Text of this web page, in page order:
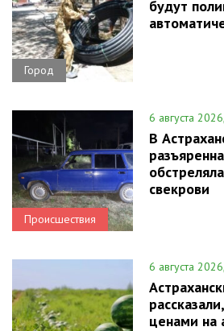
Город
будут
Происшествия
6 августа
В
свекрови
6 августа
ценами на